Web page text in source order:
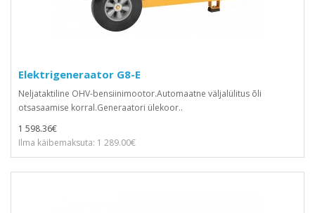
Elektrigeneraator G8-E
Neljataktiline OHV-bensiinimootor.Automaatne väljalülitus õli
otsasaamise korral.Generaatori ülekoor..
1 598.36€
Ilma käibemaksuta: 1 289.00€